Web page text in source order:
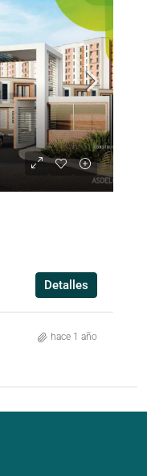
Detalles
hace 1 año